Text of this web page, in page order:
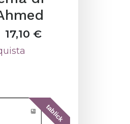
17,10 €
tablick